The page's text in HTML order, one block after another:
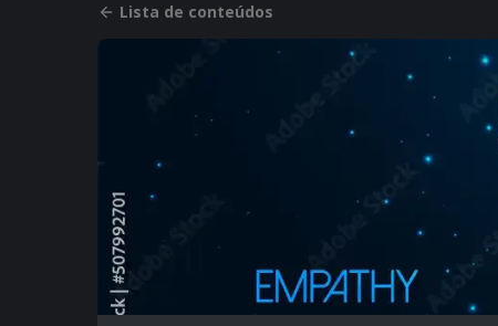
Lista de conteúdos